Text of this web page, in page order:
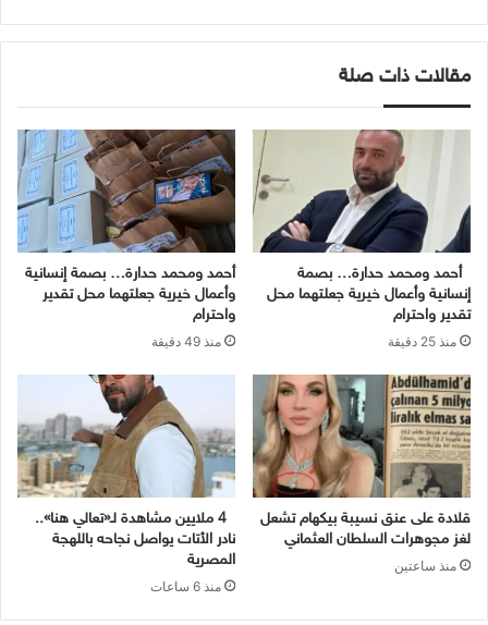
مقالات ذات صلة
أحمد ومحمد حدارة… بصمة
إنسانية وأعمال خيرية جعلتهما محل
تقدير واحترام
منذ 25 دقيقة
أحمد ومحمد حدارة… بصمة إنسانية
وأعمال خيرية جعلتهما محل تقدير
واحترام
منذ 49 دقيقة
قلادة على عنق نسيبة بيكهام تشعل
لغز مجوهرات السلطان العثماني
منذ ساعتين
4 ملايين مشاهدة لـ«تعالي هنا»..
نادر الأتات يواصل نجاحه باللهجة
المصرية
منذ 6 ساعات